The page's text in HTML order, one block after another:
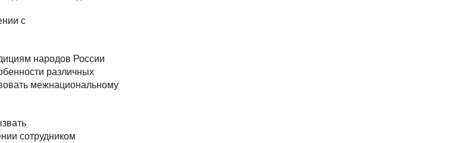
с
народов России
различных
межнациональному